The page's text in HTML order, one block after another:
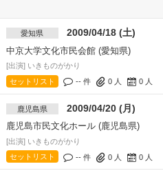
愛知県 2009/04/18 (土)
中京大学文化市民会館 (愛知県)
[出演] いきものがかり
セットリスト
-- 件 0人 0人
鹿児島県 2009/04/20 (月)
鹿児島市民文化ホール (鹿児島県)
[出演] いきものがかり
セットリスト
-- 件 0人 0人